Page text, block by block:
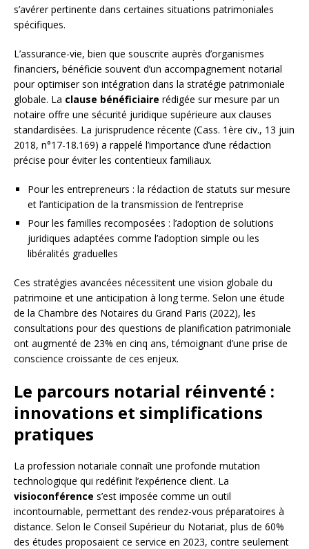
s’avérer pertinente dans certaines situations patrimoniales
spécifiques.
L’assurance-vie, bien que souscrite auprès d’organismes
financiers, bénéficie souvent d’un accompagnement notarial
pour optimiser son intégration dans la stratégie patrimoniale
globale. La clause bénéficiaire rédigée sur mesure par un
notaire offre une sécurité juridique supérieure aux clauses
standardisées. La jurisprudence récente (Cass. 1ère civ., 13 juin
2018, n°17-18.169) a rappelé l’importance d’une rédaction
précise pour éviter les contentieux familiaux.
Pour les entrepreneurs : la rédaction de statuts sur mesure
et l’anticipation de la transmission de l’entreprise
Pour les familles recomposées : l’adoption de solutions
juridiques adaptées comme l’adoption simple ou les
libéralités graduelles
Ces stratégies avancées nécessitent une vision globale du
patrimoine et une anticipation à long terme. Selon une étude
de la Chambre des Notaires du Grand Paris (2022), les
consultations pour des questions de planification patrimoniale
ont augmenté de 23% en cinq ans, témoignant d’une prise de
conscience croissante de ces enjeux.
Le parcours notarial réinventé :
innovations et simplifications
pratiques
La profession notariale connaît une profonde mutation
technologique qui redéfinit l’expérience client. La
visioconférence s’est imposée comme un outil
incontournable, permettant des rendez-vous préparatoires à
distance. Selon le Conseil Supérieur du Notariat, plus de 60%
des études proposaient ce service en 2023, contre seulement